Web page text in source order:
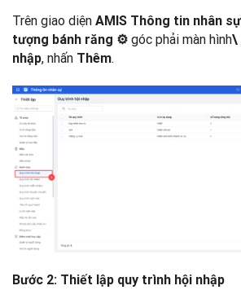
Trên giao diện AMIS Thông tin nhân sự
tượng bánh răng ⚙ góc phải màn hình\
nhập, nhấn Thêm.
Bước 2: Thiết lập quy trình hội nhập